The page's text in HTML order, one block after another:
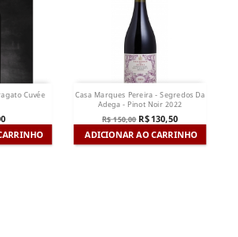
Cuvée
Casa Marques Pereira - Segredos Da
Adega - Pinot Noir 2022
R$ 150,00 R$ 130,50
ADICIONAR AO CARRINHO